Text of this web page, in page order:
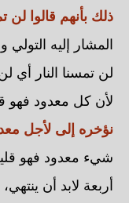
ذلك بأنهم قالوا لن
المشار إليه
لن تمسنا النار أي
لأن كل معدود فهو
نؤخره إلى لأجل
شيء معدود فهو
أربعة لابد أن